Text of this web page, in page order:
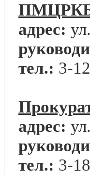
адрес:
тел.: 3-
адрес:
тел.: 3-